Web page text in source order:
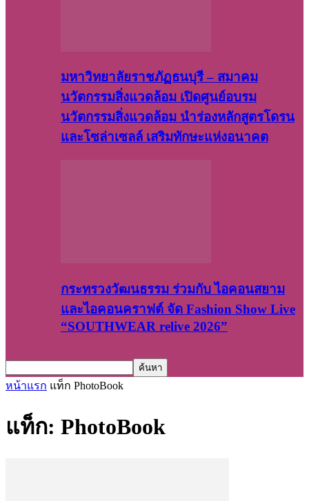
มหาวิทยาลัยราชภัฏธนบุรี – สมาคม
นวัตกรรมสิ่งแวดล้อม เปิดศูนย์อบรม
นวัตกรรมสิ่งแวดล้อม นำร่องหลักสูตรโดรน
และโซล่าเซลล์ เสริมทักษะแห่งอนาคต
กระทรวงวัฒนธรรม ร่วมกับ ไอคอนสยาม
และไอคอนคราฟต์ จัด Fashion Show Live
“SOUTHWEAR relive 2026”
หน้าแรก แท็ก PhotoBook
แท็ก: PhotoBook